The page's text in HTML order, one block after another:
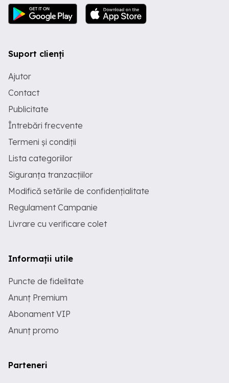
Suport clienți
Ajutor
Contact
Publicitate
Întrebări frecvente
Termeni și condiții
Lista categoriilor
Siguranța tranzacțiilor
Modifică setările de confidențialitate
Regulament Campanie
Livrare cu verificare colet
Informații utile
Puncte de fidelitate
Anunț Premium
Abonament VIP
Anunț promo
Parteneri